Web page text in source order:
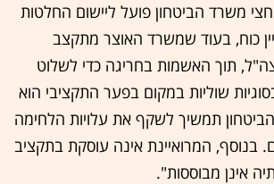
משרד הביטחון פועל ליישום החלטות
כוח, בעוד שמשרד האוצר מתקצב
תוך האשמות בחריגה כדי לשלוט
שוליות במקום בפער התקציבי הוא
הביטחון תמשיך לשקף את עלויות הלחימה
בנוסף, המרואיינת אינה עוסקת בתקציב
אינן מבוססות".